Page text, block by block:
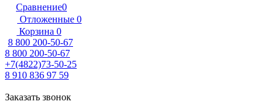
Сравнение0
Отложенные 0
Корзина 0
8 800 200-50-67
8 800 200-50-67
+7(4822)73-50-25
8 910 836 97 59
Заказать звонок